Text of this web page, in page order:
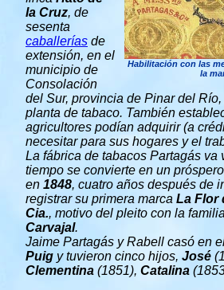
Habilitación con las
la
la Cruz, de
sesenta
caballerías de
extensión, en el
municipio de
Consolación
del Sur, provincia de Pinar del Río,
planta de tabaco. También
agricultores podían adquirir (a
necesitar para sus hogares y el
La fábrica de tabacos Partagás va
tiempo se convierte en un
en 1848, cuatro años después de
registrar su primera marca La Flor
Cia., motivo del pleito con la familia
Carvajal.
Jaime Partagás y Rabell casó en
Puig y tuvieron cinco hijos, José
Clementina (1851), Catalina